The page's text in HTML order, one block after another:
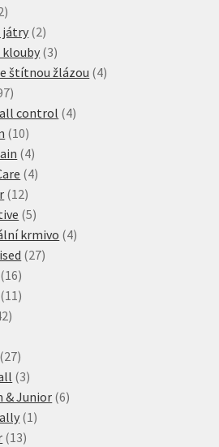
2
produkty
játry 22
produkty
klouby 33
produkty
štítnou žlázou 44
97
produktů
control 44
1010
produktů
44
produkty
44
1212
produktů
55
produktů
krmivo 44
2727
1616
produktů
11 11
42
2727
produktů
33
produkty
& Junior 66
1 1
1313